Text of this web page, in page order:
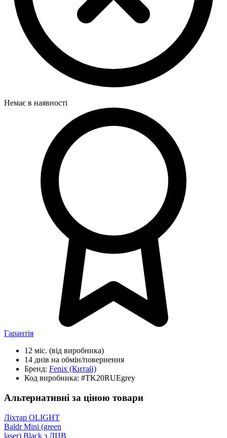
Немає в наявності
Гарантія
12 міс. (від виробника)
14 днів на обмін/повернення
Бренд: Fenix (Китай)
Код виробника: #TK20RUEgrey
Альтернативні за ціною товари
Ліхтар OLIGHT
Baldr Mini (green
laser) Black з ЛЦВ